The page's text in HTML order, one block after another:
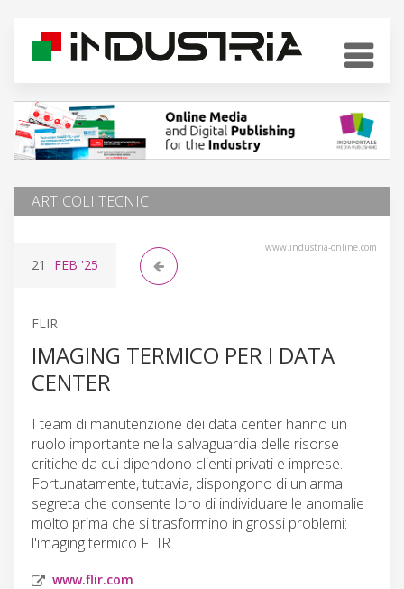
ARTICOLI TECNICI
www.industria-online.com
21 FEB '25
FLIR
IMAGING TERMICO PER I DATA
CENTER
I team di manutenzione dei data center hanno un
ruolo importante nella salvaguardia delle risorse
critiche da cui dipendono clienti privati e imprese.
Fortunatamente, tuttavia, dispongono di un'arma
segreta che consente loro di individuare le anomalie
molto prima che si trasformino in grossi problemi:
l'imaging termico FLIR.
www.flir.com